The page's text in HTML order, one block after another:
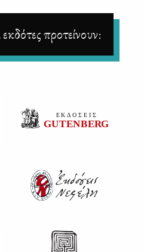
προτείνουν: